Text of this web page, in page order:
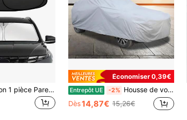
Easypie Selection 1 pièce Pare-soleil de voiture pliable, pare-soleil de pare-brise avant, bloque les rayons UV et garde l'intérieur de la voiture frais, pare-soleil universel épaissi pour le refroidissement de l'intérieur de la voiture, convient comme cadeau pour les amis, cadeau de remise des diplômes, cadeau de rentrée scolaire, décoration de Noël, cadeau de la Saint-Valentin, cadeau pour les parents, Halloween, Thanksgiving, cadeau personnalisé, cadeau d'anniversaire, cadeau du Nouvel An
Économiser 0,39€
Entrepôt UE -2% Housse de voiture universelle pour tous types de véhicules, y compris les berlines, les SUV et les véhicules tout-terrain. Housse de voiture en PEVA/Couverture, pare-soleil, imperméable, étanche à l'eau et à la neige. Convient à tous les modèles de voitures, y compris les berlines, les SUV,
Dès14,87€ 15,26€